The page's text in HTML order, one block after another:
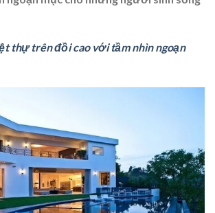
thự trên đồi cao với tầm nhìn ngoạn